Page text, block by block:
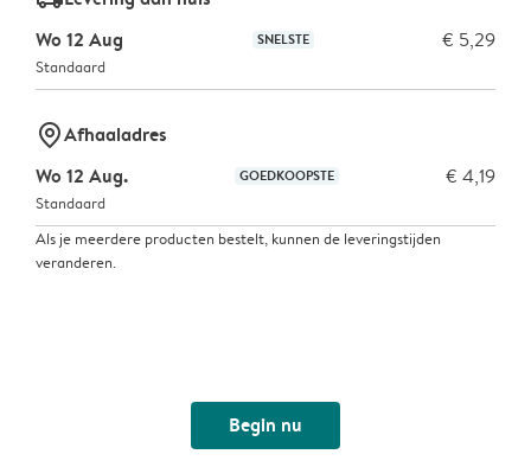
Wo 12 Aug
SNELSTE € 5,29
Standaard
marker-pinAfhaaladres
Wo 12 Aug.
GOEDKOOPSTE € 4,19
Standaard
Als je meerdere producten bestelt, kunnen de leveringstijden
veranderen.
Begin nu